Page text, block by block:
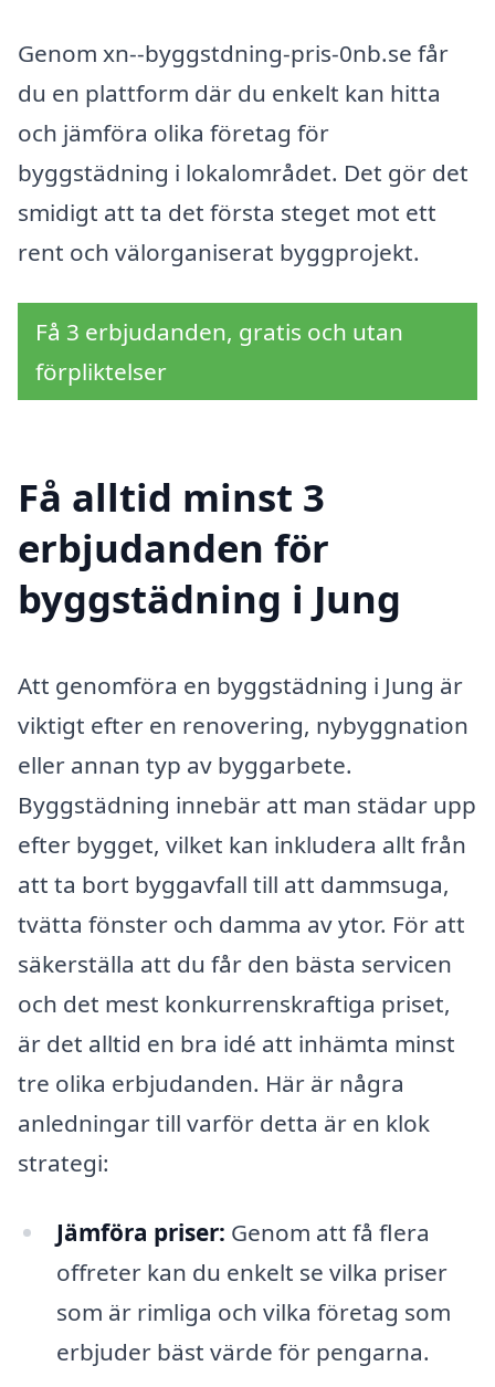
Genom xn--byggstdning-pris-0nb.se får
du en plattform där du enkelt kan hitta
och jämföra olika företag för
byggstädning i lokalområdet. Det gör det
smidigt att ta det första steget mot ett
rent och välorganiserat byggprojekt.
Få 3 erbjudanden, gratis och utan
förpliktelser
Få alltid minst 3
erbjudanden för
byggstädning i Jung
Att genomföra en byggstädning i Jung är
viktigt efter en renovering, nybyggnation
eller annan typ av byggarbete.
Byggstädning innebär att man städar upp
efter bygget, vilket kan inkludera allt från
att ta bort byggavfall till att dammsuga,
tvätta fönster och damma av ytor. För att
säkerställa att du får den bästa servicen
och det mest konkurrenskraftiga priset,
är det alltid en bra idé att inhämta minst
tre olika erbjudanden. Här är några
anledningar till varför detta är en klok
strategi:
Jämföra priser: Genom att få flera
offreter kan du enkelt se vilka priser
som är rimliga och vilka företag som
erbjuder bäst värde för pengarna.